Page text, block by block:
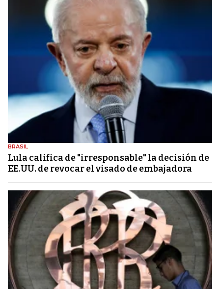
BRASIL
Lula califica de "irresponsable" la decisión de
EE.UU. de revocar el visado de embajadora